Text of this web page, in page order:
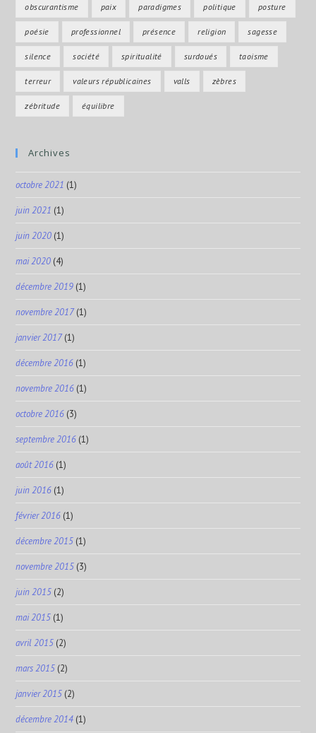
obscurantisme paix paradigmes politique posture
poésie professionnel présence religion sagesse
silence société spiritualité surdoués taoisme
terreur valeurs républicaines valls zèbres
zébritude équilibre
Archives
octobre 2021 (1)
juin 2021 (1)
juin 2020 (1)
mai 2020 (4)
décembre 2019 (1)
novembre 2017(1)
janvier 2017(1)
décembre 2016 (1)
novembre 2016 (1)
octobre 2016 (3)
septembre 2016 (1)
août 2016 (1)
juin 2016 (1)
février 2016 (1)
décembre 2015 (1)
novembre 2015 (3)
juin 2015 (2)
mai 2015 (1)
avril 2015 (2)
mars 2015 (2)
janvier 2015 (2)
décembre 2014 (1)